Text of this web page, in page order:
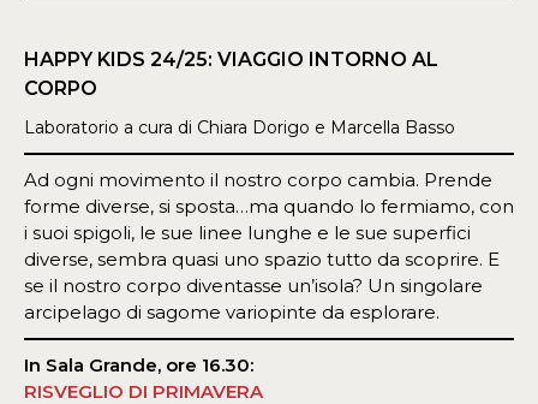
HAPPY KIDS 24/25: VIAGGIO INTORNO AL
CORPO
Laboratorio a cura di Chiara Dorigo e Marcella Basso
Ad ogni movimento il nostro corpo cambia. Prende
forme diverse, si sposta…ma quando lo fermiamo, con
i suoi spigoli, le sue linee lunghe e le sue superfici
diverse, sembra quasi uno spazio tutto da scoprire. E
se il nostro corpo diventasse un’isola? Un singolare
arcipelago di sagome variopinte da esplorare.
In Sala Grande, ore 16.30:
RISVEGLIO DI PRIMAVERA